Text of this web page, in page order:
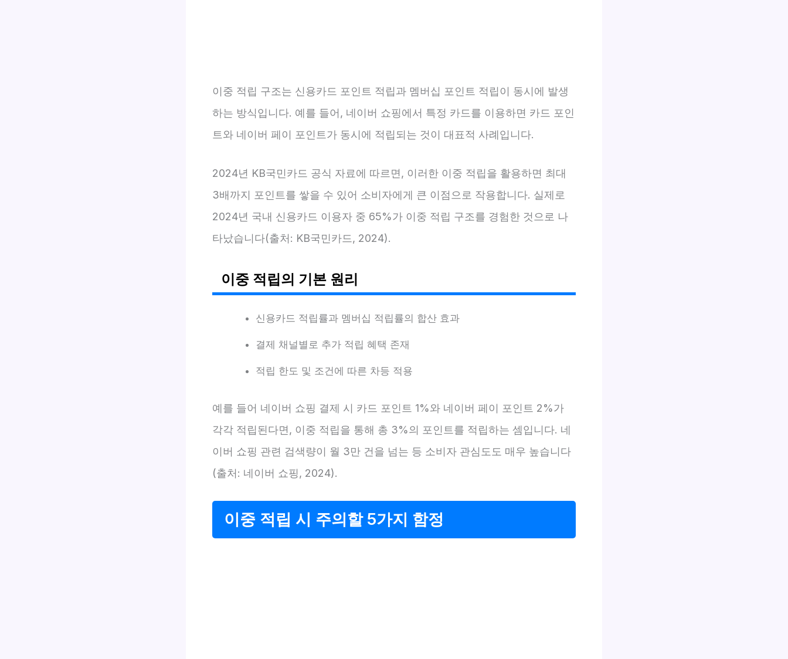
이중 적립 구조는 신용카드 포인트 적립과 멤버십 포인트 적립이 동시에 발생
하는 방식입니다. 예를 들어, 네이버 쇼핑에서 특정 카드를 이용하면 카드 포인
트와 네이버 페이 포인트가 동시에 적립되는 것이 대표적 사례입니다.
2024년 KB국민카드 공식 자료에 따르면, 이러한 이중 적립을 활용하면 최대
3배까지 포인트를 쌓을 수 있어 소비자에게 큰 이점으로 작용합니다. 실제로
2024년 국내 신용카드 이용자 중 65%가 이중 적립 구조를 경험한 것으로 나
타났습니다(출처: KB국민카드, 2024).
이중 적립의 기본 원리
신용카드 적립률과 멤버십 적립률의 합산 효과
결제 채널별로 추가 적립 혜택 존재
적립 한도 및 조건에 따른 차등 적용
예를 들어 네이버 쇼핑 결제 시 카드 포인트 1%와 네이버 페이 포인트 2%가
각각 적립된다면, 이중 적립을 통해 총 3%의 포인트를 적립하는 셈입니다. 네
이버 쇼핑 관련 검색량이 월 3만 건을 넘는 등 소비자 관심도도 매우 높습니다
(출처: 네이버 쇼핑, 2024).
이중 적립 시 주의할 5가지 함정